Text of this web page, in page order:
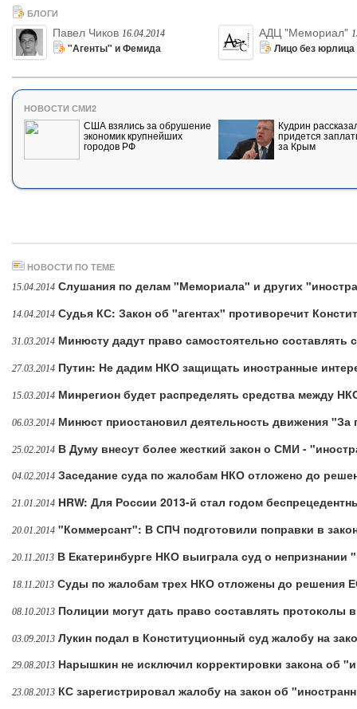
БЛОГИ
Павел Чиков 16.04.2014
"Агенты" и Фемида
АДЦ "Мемориал"
Лицо без юрлица
НОВОСТИ СМИ2
США взялись за обрушение
экономик крупнейших
городов РФ
Кудрин
придется
за Крым
НОВОСТИ ПО ТЕМЕ
15.04.2014 Слушания по делам "Мемориала" и других
14.04.2014 Судья КС: Закон об "агентах" противоречит
31.03.2014 Минюсту дадут право самостоятельно составлять
27.03.2014 Путин: Не дадим НКО защищать иностранные
15.03.2014 Минрегион будет распределять средства между
06.03.2014 Минюст приостановил деятельность движения
25.02.2014 В Думу внесут более жесткий закон о СМИ -
04.02.2014 Заседание суда по жалобам НКО отложено до
21.01.2014 HRW: Для России 2013-й стал годом
20.01.2014 "Коммерсант": В СПЧ подготовили поправки в
20.11.2013 В Екатеринбурге НКО выиграла суд о
18.11.2013 Суды по жалобам трех НКО отложены до решения
08.10.2013 Полиции могут дать право составлять
03.09.2013 Лукин подал в Конституционный суд жалобу на
29.08.2013 Нарышкин не исключил корректировки закона об
23.08.2013 КС зарегистрировал жалобу на закон об